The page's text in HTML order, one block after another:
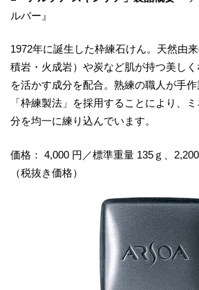
ルバー』
1972年に誕生した枠練石けん。天然由
積岩・火成岩）や炭など肌が持つ美し
を活かす成分を配合。熟練の職人が手
「枠練製法」を採用することにより、
分を均一に練り込んでいます。
価格： 4,000 円／標準重量 135ｇ、
（税抜き価格）